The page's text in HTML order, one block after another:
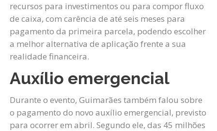
recursos para investimentos ou para compor fluxo
de caixa, com carência de até seis meses para
pagamento da primeira parcela, podendo escolher
a melhor alternativa de aplicação frente a sua
realidade financeira.
Auxílio emergencial
Durante o evento, Guimarães também falou sobre
o pagamento do novo auxílio emergencial, previsto
para ocorrer em abril. Segundo ele, das 45 milhões